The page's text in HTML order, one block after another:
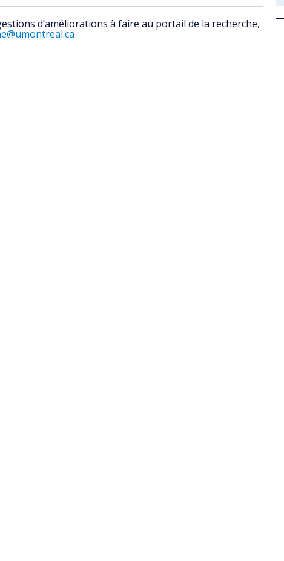
d’améliorations à faire au portail de la recherche,